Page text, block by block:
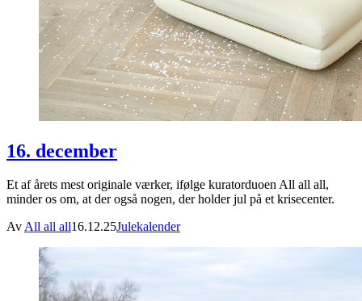
16. december
Et af årets mest originale værker, ifølge kuratorduoen All all all,
minder os om, at der også nogen, der holder jul på et krisecenter.
AvAll all all16.12.25Julekalender